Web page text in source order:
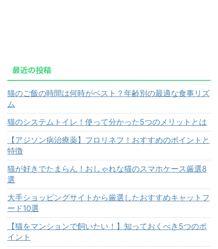
最近の投稿
猫のご飯の時間は何時がベスト？年齢別の最適な食事リズ
ム
猫のシステムトイレ！使って分かった5つのメリットとは
【アジソン病治療薬】フロリネフ！おすすめのポイントと
特徴
猫が好きでたまらん！おしゃれな猫のスマホケース厳選8
選
大手ショッピングサイトから厳選したおすすめキャットフ
ード10選
【猫をマンションで飼いたい！】知っておくべき5つのポ
イント